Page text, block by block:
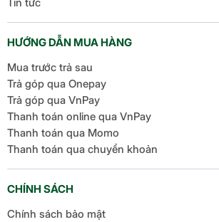
Tin tức
HƯỚNG DẪN MUA HÀNG
Mua trước trả sau
Trả góp qua Onepay
Trả góp qua VnPay
Thanh toán online qua VnPay
Thanh toán qua Momo
Thanh toán qua chuyển khoản
CHÍNH SÁCH
Chính sách bảo mật